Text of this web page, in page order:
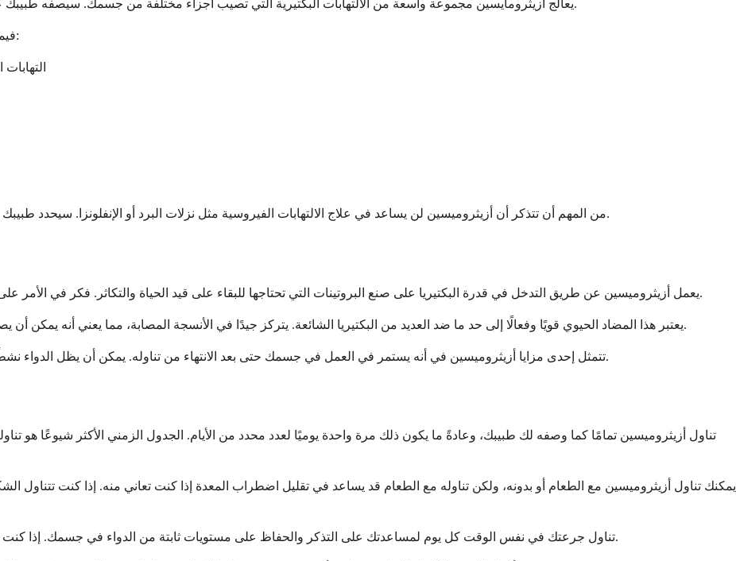
يعالج أزيثرومايسين مجموعة واسعة من الالتهابات البكتيرية التي تصيب أجزاء مختلفة من جسمك. سيصفه طبيبك عندما يحدد أن البكتيريا، وليس الفيروسات، هي التي تسبب مرضك.
فيما يلي الالتهابات الأكثر شيوعًا التي يساعد أزيثرومايسين في علاجها:
من المهم أن تتذكر أن أزيثروميسين لن يساعد في علاج الالتهابات الفيروسية مثل نزلات البرد أو الإنفلونزا. سيحدد طبيبك ما إذا كانت الأعراض لديك ناتجة عن البكتيريا قبل وصف هذا الدواء.
يعمل أزيثروميسين عن طريق التدخل في قدرة البكتيريا على صنع البروتينات التي تحتاجها للبقاء على قيد الحياة والتكاثر. فكر في الأمر على أنه تعطيل للآلية الداخلية للبكتيريا، مما يؤدي في النهاية إلى موتها.
يعتبر هذا المضاد الحيوي قويًا وفعالًا إلى حد ما ضد العديد من البكتيريا الشائعة. يتركز جيدًا في الأنسجة المصابة، مما يعني أنه يمكن أن يصل إلى موقع العدوى والبقاء هناك لفترة كافية للقيام بعمله بفعالية.
تتمثل إحدى مزايا أزيثروميسين في أنه يستمر في العمل في جسمك حتى بعد الانتهاء من تناوله. يمكن أن يظل الدواء نشطًا في أنسجتك لعدة أيام، مما يوفر حماية ممتدة ضد النمو البكتيري.
يمكنك تناول أزيثروميسين مع الطعام أو بدونه، ولكن تناوله مع الطعام قد يساعد في تقليل اضطراب المعدة إذا كنت تعاني منه. إذا كنت
تناول جرعتك في نفس الوقت كل يوم لمساعدتك على التذكر والحفاظ على مستويات ثابتة من الدواء في جسمك. إذا كنت تتناول أقراصًا أو كبسولات، فابتلعها كاملة مع كوب كامل من الماء.